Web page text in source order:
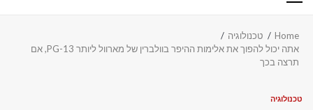
אתה יכול להפוך את אלימות ההיפר בוולברין של מארוול ליותר PG-13, אם